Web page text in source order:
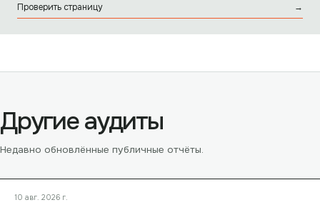
Проверить страницу →
Другие аудиты
Недавно обновлённые публичные отчёты.
10 авг. 2026 г.